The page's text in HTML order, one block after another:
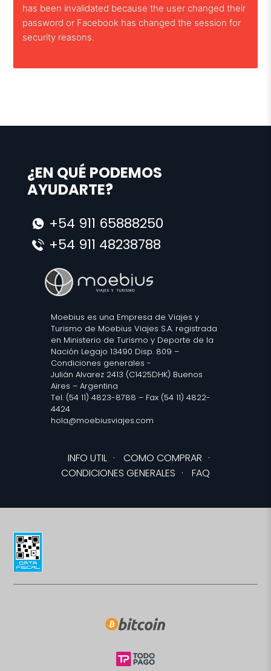
has been invalidated because the user changed their
password or Facebook has changed the session for
security reasons.
¿EN QUÉ PODEMOS
AYUDARTE?
+54 911 65888250
+54 911 48238788
Moebius es una Empresa de Viajes y
Turismo de Moebius Viajes S.A. registrada
en Ministerio de Turismo y Deporte de la
Nación Legajo 13490 Disp. 809 –
Condiciones generales -
Julián Alvarez 2413 (C1425DHK) Buenos
Aires – Argentina
Tel. (54 11) 4823-8788 – Fax (54 11) 4822-
4424
hola@moebiusviajes.com
INFO UTIL · COMO COMPRAR ·
CONDICIONES GENERALES · FAQ